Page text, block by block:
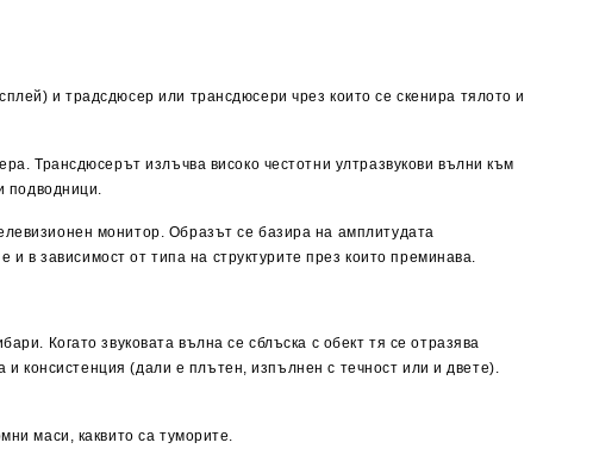
и традсдюсер или трансдюсери чрез които се скенира тялото и
Трансдюсерът излъчва високо честотни ултразвукови вълни към
подводници.
монитор. Образът се базира на амплитудата
в зависимост от типа на структурите през които преминава.
Когато звуковата вълна се сблъска с обект тя се отразява
консистенция (дали е плътен, изпълнен с течност или и двете).
маси, каквито са туморите.